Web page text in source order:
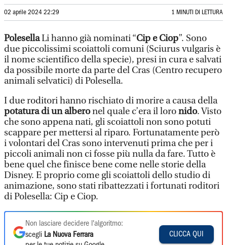
02 aprile 2024 22:29 1 MINUTI DI LETTURA
PolesellaLi hanno già nominati “Cip e Ciop”. Sono
due piccolissimi scoiattoli comuni (Sciurus vulgaris è
il nome scientifico della specie), presi in cura e salvati
da possibile morte da parte del Cras (Centro recupero
animali selvatici) di Polesella.
I due roditori hanno rischiato di morire a causa della
potatura di un alberonel quale c’era il loronido. Visto
che sono appena nati, gli scoiattoli non sono potuti
scappare per mettersi al riparo. Fortunatamente però
i volontari del Cras sono intervenuti prima che per i
piccoli animali non ci fosse più nulla da fare. Tutto è
bene quel che finisce bene come nelle storie della
Disney. E proprio come gli scoiattoli dello studio di
animazione, sono stati ribattezzati i fortunati roditori
di Polesella: Cip e Ciop.
Non lasciare decidere l'algoritmo:
scegli La Nuova Ferrara
CLICCA QUI